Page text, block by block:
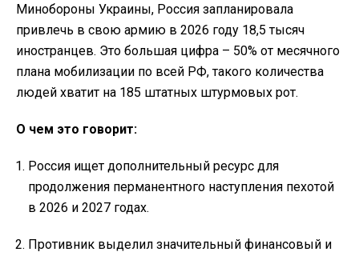
Минобороны Украины, Россия запланировала
привлечь в свою армию в 2026 году 18,5 тысяч
иностранцев. Это большая цифра – 50% от месячного
плана мобилизации по всей РФ, такого количества
людей хватит на 185 штатных штурмовых рот.
О чем это говорит:
Россия ищет дополнительный ресурс для
продолжения перманентного наступления пехотой
в 2026 и 2027 годах.
Противник выделил значительный финансовый и